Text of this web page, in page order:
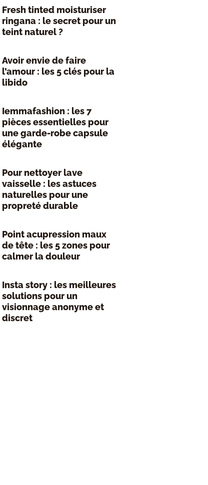
Fresh tinted moisturiser
ringana : le secret pour un
teint naturel ?
Avoir envie de faire
l’amour : les 5 clés pour la
libido
Iemmafashion : les 7
pièces essentielles pour
une garde-robe capsule
élégante
Pour nettoyer lave
vaisselle : les astuces
naturelles pour une
propreté durable
Point acupression maux
de tête : les 5 zones pour
calmer la douleur
Insta story : les meilleures
solutions pour un
visionnage anonyme et
discret